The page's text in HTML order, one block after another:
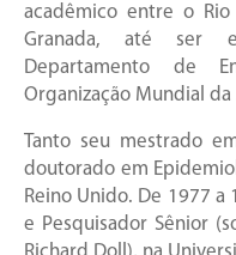
acadêmico entre o
Granada, até ser
Departamento de
Organização Mundial da
Tanto seu mestrado
doutorado em
Reino Unido. De 1977 a
e Pesquisador Sênior